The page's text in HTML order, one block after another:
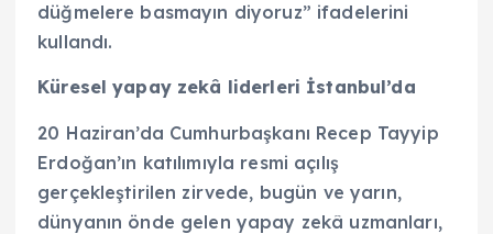
düğmelere basmayın diyoruz” ifadelerini
kullandı.
Küresel yapay zekâ liderleri İstanbul’da
20 Haziran’da Cumhurbaşkanı Recep Tayyip
Erdoğan’ın katılımıyla resmi açılış
gerçekleştirilen zirvede, bugün ve yarın,
dünyanın önde gelen yapay zekâ uzmanları,